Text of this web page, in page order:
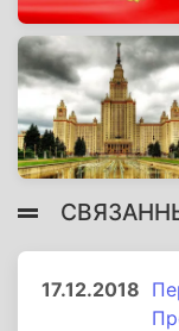
17.12.2018